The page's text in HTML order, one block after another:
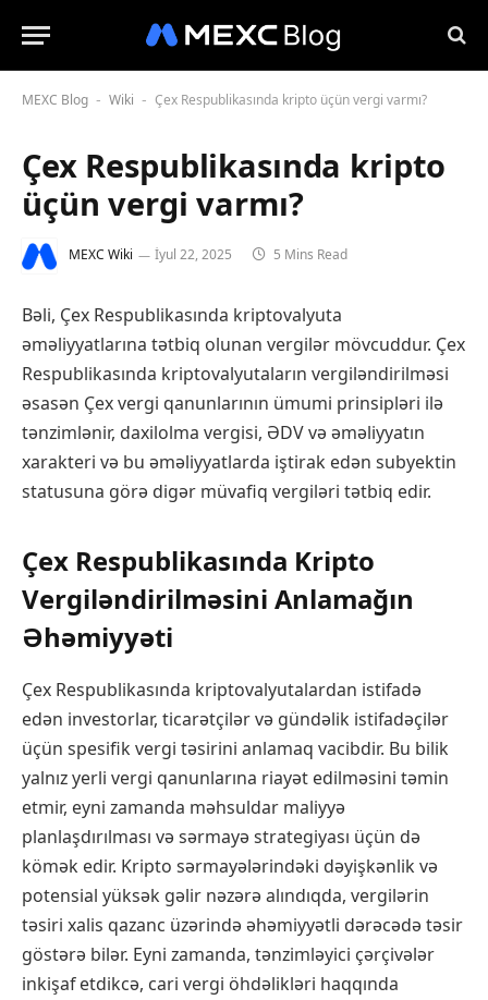
MEXC Blog - Wiki - Çex Respublikasında kripto üçün vergi varmı?
Çex Respublikasında kripto
üçün vergi varmı?
MEXC Wiki İyul 22, 2025 5 Mins Read
Bəli, Çex Respublikasında kriptovalyuta
əməliyyatlarına tətbiq olunan vergilər mövcuddur. Çex
Respublikasında kriptovalyutaların vergiləndirilməsi
əsasən Çex vergi qanunlarının ümumi prinsipləri ilə
tənzimlənir, daxilolma vergisi, ƏDV və əməliyyatın
xarakteri və bu əməliyyatlarda iştirak edən subyektin
statusuna görə digər müvafiq vergiləri tətbiq edir.
Çex Respublikasında Kripto
Vergiləndirilməsini Anlamağın
Əhəmiyyəti
Çex Respublikasında kriptovalyutalardan istifadə
edən investorlar, ticarətçilər və gündəlik istifadəçilər
üçün spesifik vergi təsirini anlamaq vacibdir. Bu bilik
yalnız yerli vergi qanunlarına riayət edilməsini təmin
etmir, eyni zamanda məhsuldar maliyyə
planlaşdırılması və sərmayə strategiyası üçün də
kömək edir. Kripto sərmayələrindəki dəyişkənlik və
potensial yüksək gəlir nəzərə alındıqda, vergilərin
təsiri xalis qazanc üzərində əhəmiyyətli dərəcədə təsir
göstərə bilər. Eyni zamanda, tənzimləyici çərçivələr
inkişaf etdikcə, cari vergi öhdəlikləri haqqında